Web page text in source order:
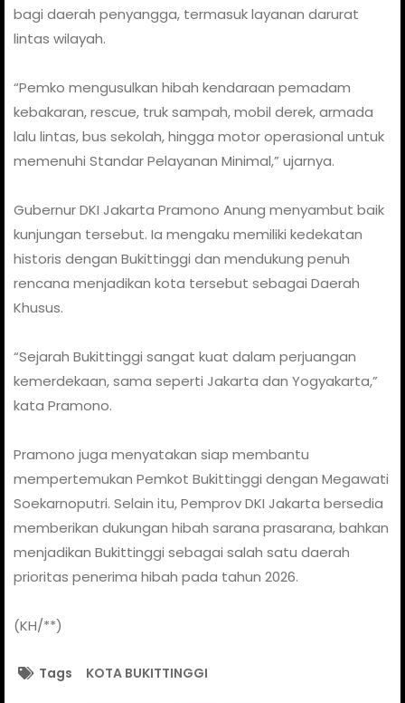
bagi daerah penyangga, termasuk layanan darurat
lintas wilayah.
“Pemko mengusulkan hibah kendaraan pemadam
kebakaran, rescue, truk sampah, mobil derek, armada
lalu lintas, bus sekolah, hingga motor operasional untuk
memenuhi Standar Pelayanan Minimal,” ujarnya.
Gubernur DKI Jakarta Pramono Anung menyambut baik
kunjungan tersebut. Ia mengaku memiliki kedekatan
historis dengan Bukittinggi dan mendukung penuh
rencana menjadikan kota tersebut sebagai Daerah
Khusus.
“Sejarah Bukittinggi sangat kuat dalam perjuangan
kemerdekaan, sama seperti Jakarta dan Yogyakarta,”
kata Pramono.
Pramono juga menyatakan siap membantu
mempertemukan Pemkot Bukittinggi dengan Megawati
Soekarnoputri. Selain itu, Pemprov DKI Jakarta bersedia
memberikan dukungan hibah sarana prasarana, bahkan
menjadikan Bukittinggi sebagai salah satu daerah
prioritas penerima hibah pada tahun 2026.
(KH/**)
Tags KOTA BUKITTINGGI